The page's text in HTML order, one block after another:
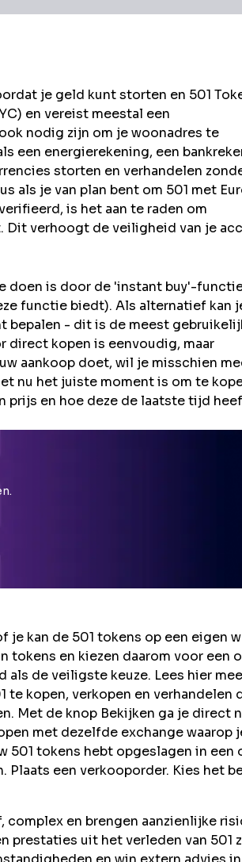
je geld kunt storten en 501
en vereist meestal een
nodig zijn om je woonadres te
een energierekening, een
storten en verhandelen
als je van plan bent om 501 met
is het aan te raden om
verhoogt de veiligheid van je
doen is door de 'instant buy'-
functie biedt). Als alternatief kan
bepalen - dit is de meest
direct kopen is eenvoudig, maar
aankoop doet, wil je misschien
nu het juiste moment is om te
prijs en hoe deze de laatste tijd
je kan de 501 tokens op een eigen
tokens en kiezen daarom voor een
de veiligste keuze. Lees hier
te kopen, verkopen en verhandelen
Met de knop Bekijken ga je direct
met dezelfde exchange waarop
501 tokens hebt opgeslagen in een
Plaats een verkooporder. Kies het
complex en brengen aanzienlijke
prestaties uit het verleden van 501